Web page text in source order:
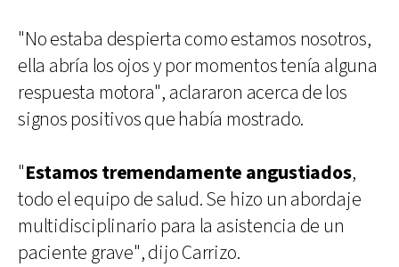
"No estaba despierta como estamos nosotros,
ella abría los ojos y por momentos tenía alguna
respuesta motora", aclararon acerca de los
signos positivos que había mostrado.
"Estamos tremendamente angustiados,
todo el equipo de salud. Se hizo un abordaje
multidisciplinario para la asistencia de un
paciente grave", dijo Carrizo.